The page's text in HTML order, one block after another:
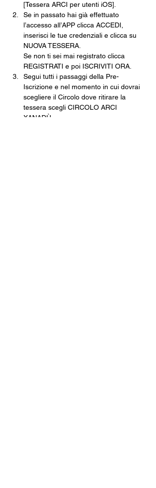
[Tessera ARCI per utenti iOS].
Se in passato hai già effettuato
l’accesso all’APP clicca ACCEDI,
inserisci le tue credenziali e clicca su
NUOVA TESSERA.
Se non ti sei mai registrato clicca
REGISTRATI e poi ISCRIVITI ORA.
Segui tutti i passaggi della Pre-
Iscrizione e nel momento in cui dovrai
scegliere il Circolo dove ritirare la
tessera scegli CIRCOLO ARCI
XANADÙ.